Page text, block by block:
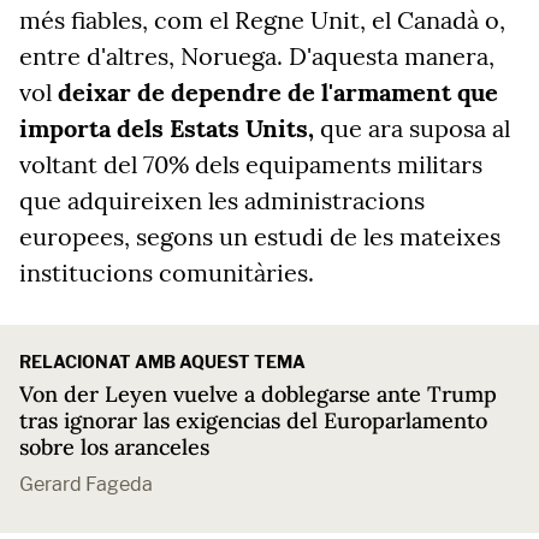
més fiables, com el Regne Unit, el Canadà o,
entre d'altres, Noruega. D'aquesta manera,
vol deixar de dependre de l'armament que
importa dels Estats Units, que ara suposa al
voltant del 70% dels equipaments militars
que adquireixen les administracions
europees, segons un estudi de les mateixes
institucions comunitàries.
RELACIONAT AMB AQUEST TEMA
Von der Leyen vuelve a doblegarse ante Trump
tras ignorar las exigencias del Europarlamento
sobre los aranceles
Gerard Fageda